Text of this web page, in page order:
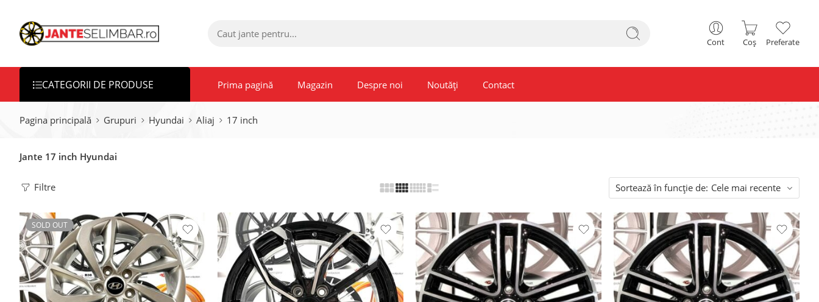
Cont Coș Preferate
CATEGORII DE PRODUSE Prima pagină Magazin Despre noi Noutăți Contact
Pagina principală Grupuri Hyundai Aliaj 17 inch
Jante 17 inch Hyundai
Filtre Sortează în funcție de: Cele mai recente
SOLD OUT